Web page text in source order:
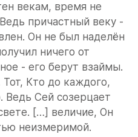
векам, время не
причастный веку -
Он не был наделён
ничего от
- его берут взаймы.
Кто до каждого,
Ведь Сей созерцает
[…] величие, Он
неизмеримой.